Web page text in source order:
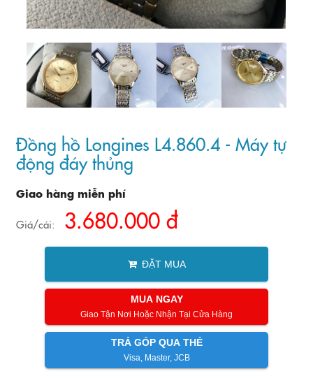
Đồng hồ Longines L4.860.4 - Máy tự
động đáy thủng
Giao hàng miễn phí
Giá/cái: 3.680.000 đ
ĐẶT MUA
MUA NGAY
Giao Tận Nơi Hoặc Nhận Tại Cửa Hàng
TRẢ GÓP QUA THẺ
Visa, Master, JCB